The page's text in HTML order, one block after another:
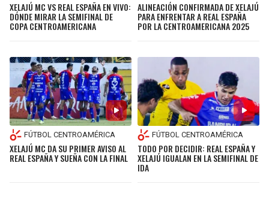
XELAJÚ MC VS REAL ESPAÑA EN VIVO:
DÓNDE MIRAR LA SEMIFINAL DE
COPA CENTROAMERICANA
ALINEACIÓN CONFIRMADA DE XELAJÚ
PARA ENFRENTAR A REAL ESPAÑA
POR LA CENTROAMERICANA 2025
FÚTBOL CENTROAMÉRICA
XELAJÚ MC DA SU PRIMER AVISO AL
REAL ESPAÑA Y SUEÑA CON LA FINAL
FÚTBOL CENTROAMÉRICA
TODO POR DECIDIR: REAL ESPAÑA Y
XELAJÚ IGUALAN EN LA SEMIFINAL DE
IDA